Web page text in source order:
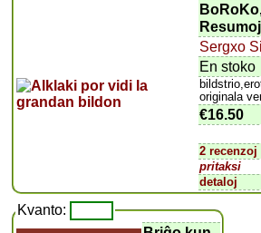
Sergxo
En stoko
originala
€16.50
2 recenzoj
pritaksi
detaloj
Kvanto: